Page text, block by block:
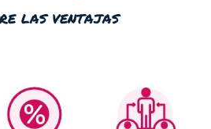
las ventajas